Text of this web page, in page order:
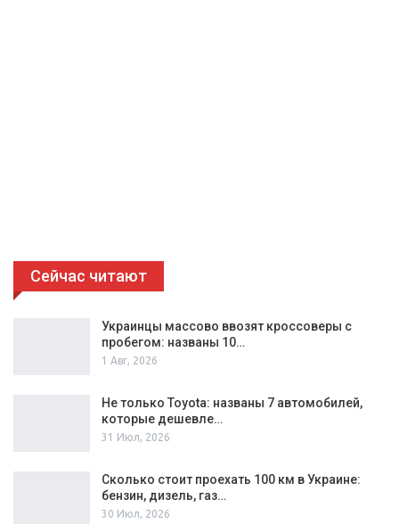
Сейчас читают
Украинцы массово ввозят кроссоверы с
пробегом: названы 10…
1 Авг, 2026
Не только Toyota: названы 7 автомобилей,
которые дешевле…
31 Июл, 2026
Сколько стоит проехать 100 км в Украине:
бензин, дизель, газ…
30 Июл, 2026